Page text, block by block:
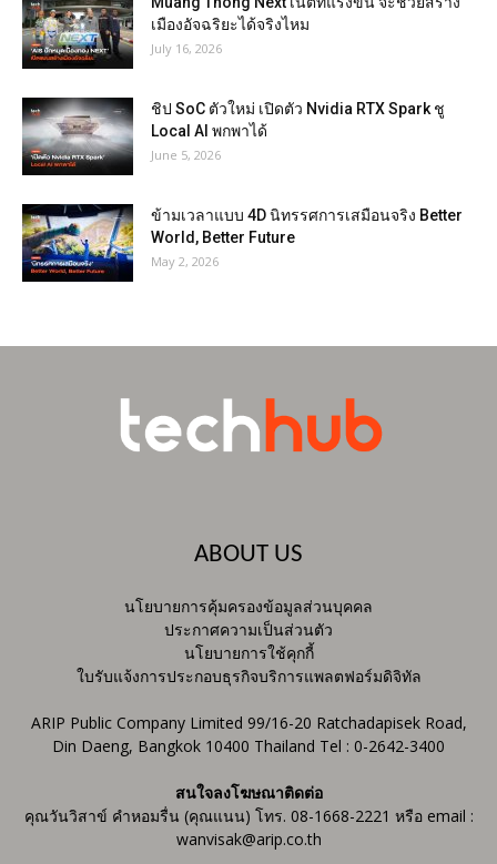
เมืองอัจฉริยะได้จริงไหม
July 16, 2026
ชิป SoC ตัวใหม่ เปิดตัว Nvidia RTX Spark ชู
Local AI พกพาได้
June 5, 2026
ข้ามเวลาแบบ 4D นิทรรศการเสมือนจริง Better
World, Better Future
May 2, 2026
ABOUT US
นโยบายการคุ้มครองข้อมูลส่วนบุคคล
ประกาศความเป็นส่วนตัว
นโยบายการใช้คุกกี้
ใบรับแจ้งการประกอบธุรกิจบริการแพลตฟอร์มดิจิทัล
ARIP Public Company Limited 99/16-20 Ratchadapisek Road,
Din Daeng, Bangkok 10400 Thailand Tel : 0-2642-3400
สนใจลงโฆษณาติดต่อ
คุณวันวิสาข์ คำหอมรื่น (คุณแนน) โทร. 08-1668-2221 หรือ email :
wanvisak@arip.co.th